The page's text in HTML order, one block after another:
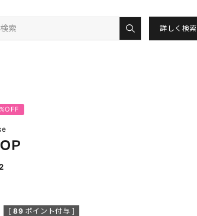
詳しく検索
Ｐ
[ 89 ポイント付与 ]